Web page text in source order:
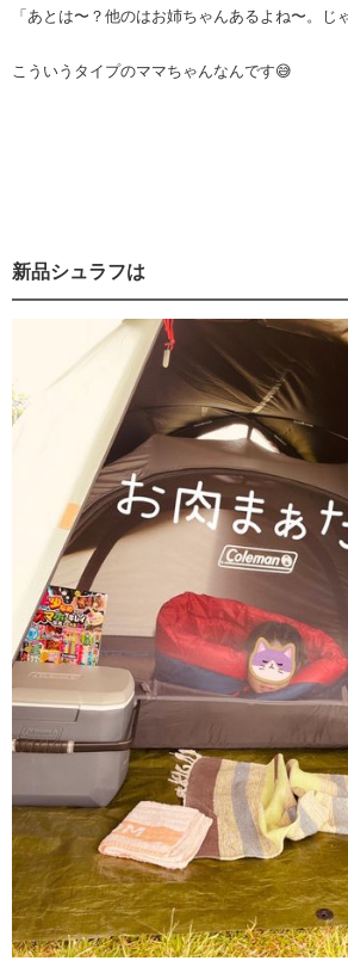
「あとは〜？他のはお姉ちゃんあるよね〜。じ
こういうタイプのママちゃんなんです😅
新品シュラフは